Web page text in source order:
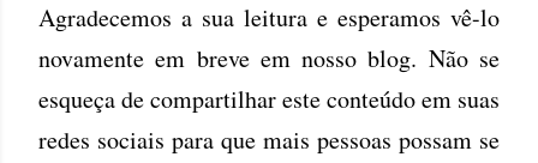
Agradecemos a sua leitura e esperamos vê-lo
novamente em breve em nosso blog. Não se
esqueça de compartilhar este conteúdo em suas
redes sociais para que mais pessoas possam se